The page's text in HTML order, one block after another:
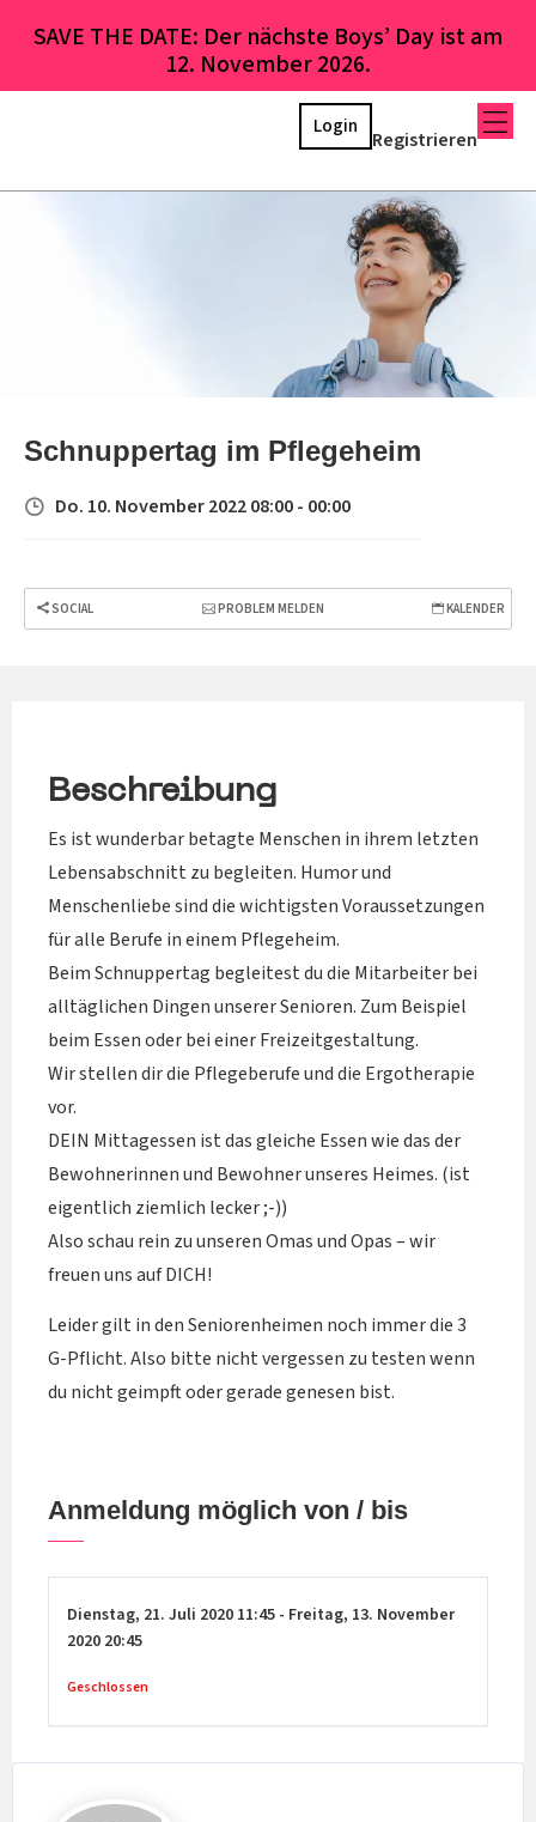
SAVE THE DATE: Der nächste Boys’ Day ist am
12. November 2026.
Registrieren
Login
Schnuppertag im Pflegeheim
Do. 10. November 2022 08:00 - 00:00
SOCIAL PROBLEM MELDEN KALENDER
Beschreibung
Es ist wunderbar betagte Menschen in ihrem letzten
Lebensabschnitt zu begleiten. Humor und
Menschenliebe sind die wichtigsten Voraussetzungen
für alle Berufe in einem Pflegeheim.
Beim Schnuppertag begleitest du die Mitarbeiter bei
alltäglichen Dingen unserer Senioren. Zum Beispiel
beim Essen oder bei einer Freizeitgestaltung.
Wir stellen dir die Pflegeberufe und die Ergotherapie
vor.
DEIN Mittagessen ist das gleiche Essen wie das der
Bewohnerinnen und Bewohner unseres Heimes. (ist
eigentlich ziemlich lecker ;-))
Also schau rein zu unseren Omas und Opas – wir
freuen uns auf DICH!
Leider gilt in den Seniorenheimen noch immer die 3
G-Pflicht. Also bitte nicht vergessen zu testen wenn
du nicht geimpft oder gerade genesen bist.
Anmeldung möglich von / bis
Dienstag, 21. Juli 2020 11:45 - Freitag, 13. November
2020 20:45
Geschlossen